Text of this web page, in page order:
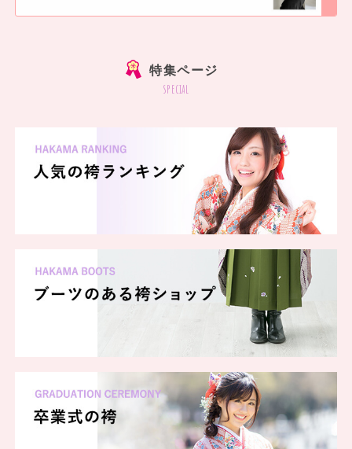
特集ページ
special